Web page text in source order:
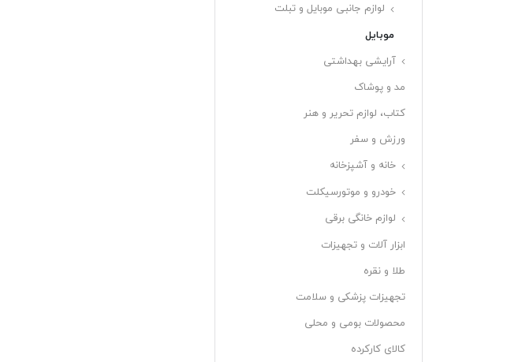
لوازم جانبی موبایل و تبلت
موبایل
آرایشی بهداشتی
مد و پوشاک
کتاب، لوازم تحریر و هنر
ورزش و سفر
خانه و آشپزخانه
خودرو و موتورسیکلت
لوازم خانگی برقی
ابزار آلات و تجهیزات
طلا و نقره
تجهیزات پزشکی و سلامت
محصولات بومی و محلی
کالای کارکرده